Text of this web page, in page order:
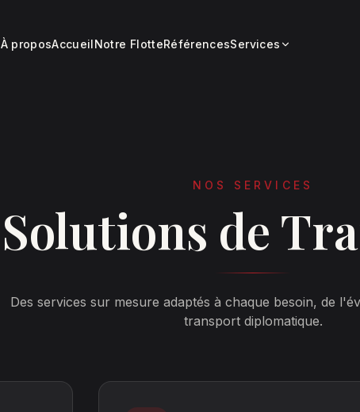
À proposAccueilNotre FlotteRéférencesServices
NOS SERVICES
Solutions de
Des services sur mesure adaptés à chaque besoin, de
transport diplomatique.